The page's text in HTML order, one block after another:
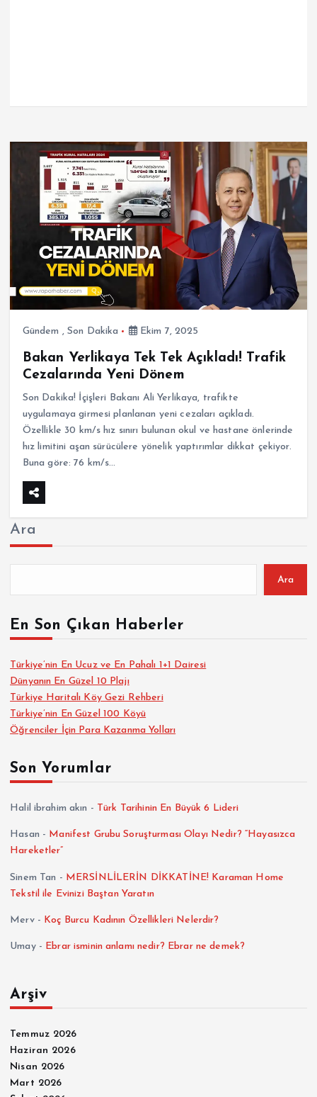
Gündem , Son Dakika Ekim 7, 2025
Bakan Yerlikaya Tek Tek Açıkladı! Trafik
Cezalarında Yeni Dönem
Son Dakika! İçişleri Bakanı Ali Yerlikaya, trafikte
uygulamaya girmesi planlanan yeni cezaları açıkladı.
Özellikle 30 km/s hız sınırı bulunan okul ve hastane önlerinde
hız limitini aşan sürücülere yönelik yaptırımlar dikkat çekiyor.
Buna göre: 76 km/s…
Ara
Ara
En Son Çıkan Haberler
Türkiye’nin En Ucuz ve En Pahalı 1+1 Dairesi
Dünyanın En Güzel 10 Plajı
Türkiye Haritalı Köy Gezi Rehberi
Türkiye’nin En Güzel 100 Köyü
Öğrenciler İçin Para Kazanma Yolları
Son Yorumlar
Halil ibrahim akın - Türk Tarihinin En Büyük 6 Lideri
Hasan - Manifest Grubu Soruşturması Olayı Nedir? “Hayasızca
Hareketler”
Sinem Tan - MERSİNLİLERİN DİKKATİNE! Karaman Home
Tekstil ile Evinizi Baştan Yaratın
Merv- Koç Burcu Kadının Özellikleri Nelerdir?
Umay- Ebrar isminin anlamı nedir? Ebrar ne demek?
Arşiv
Temmuz 2026
Haziran 2026
Nisan 2026
Mart 2026